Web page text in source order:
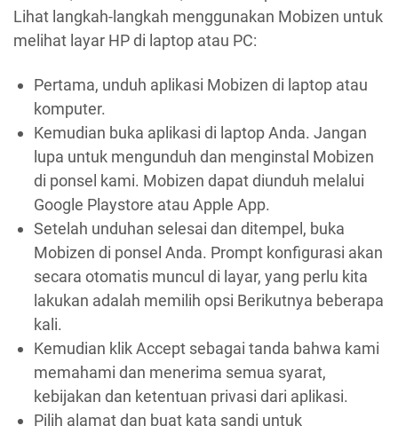
Lihat langkah-langkah menggunakan Mobizen untuk
melihat layar HP di laptop atau PC:
Pertama, unduh aplikasi Mobizen di laptop atau
komputer.
Kemudian buka aplikasi di laptop Anda. Jangan
lupa untuk mengunduh dan menginstal Mobizen
di ponsel kami. Mobizen dapat diunduh melalui
Google Playstore atau Apple App.
Setelah unduhan selesai dan ditempel, buka
Mobizen di ponsel Anda. Prompt konfigurasi akan
secara otomatis muncul di layar, yang perlu kita
lakukan adalah memilih opsi Berikutnya beberapa
kali.
Kemudian klik Accept sebagai tanda bahwa kami
memahami dan menerima semua syarat,
kebijakan dan ketentuan privasi dari aplikasi.
Pilih alamat dan buat kata sandi untuk